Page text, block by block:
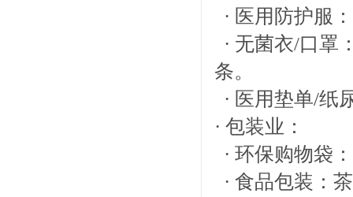
· 医用防护服
· 无菌衣/口罩
条。
· 医用垫单/纸
· 包装业：
· 环保购物袋
· 食品包装：